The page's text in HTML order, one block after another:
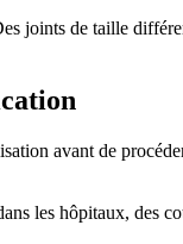
joints de taille
avant de
les hôpitaux, des